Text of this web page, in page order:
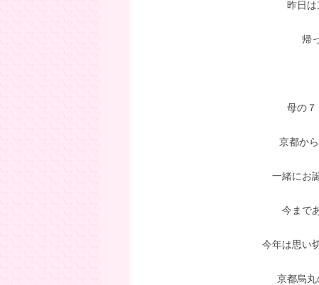
昨日
帰
母の
京都か
一緒にお
今まで
今年は思い
京都烏